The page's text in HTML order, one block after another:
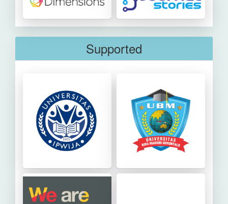
Supported